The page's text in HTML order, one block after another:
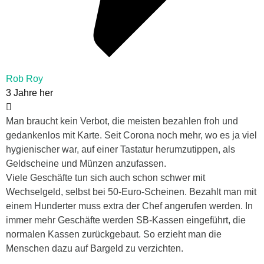
Rob Roy
3 Jahre her
Man braucht kein Verbot, die meisten bezahlen froh und
gedankenlos mit Karte. Seit Corona noch mehr, wo es ja viel
hygienischer war, auf einer Tastatur herumzutippen, als
Geldscheine und Münzen anzufassen.
Viele Geschäfte tun sich auch schon schwer mit
Wechselgeld, selbst bei 50-Euro-Scheinen. Bezahlt man mit
einem Hunderter muss extra der Chef angerufen werden. In
immer mehr Geschäfte werden SB-Kassen eingeführt, die
normalen Kassen zurückgebaut. So erzieht man die
Menschen dazu auf Bargeld zu verzichten.